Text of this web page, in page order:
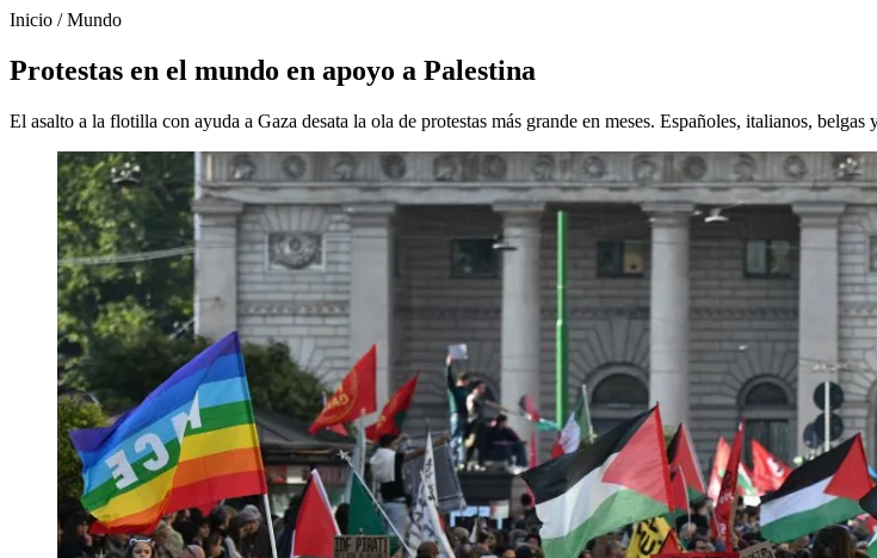
Inicio /Mundo
Protestas en el mundo en apoyo a Palestina
El asalto a la flotilla con ayuda a Gaza desata la ola de protestas más grande en meses. Españoles, italianos, belgas